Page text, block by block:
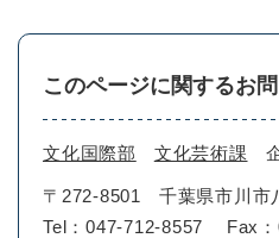
このページに関するお
文化国際部 文化芸術課
〒272-8501
千葉県市川市
Tel：047-712-8557
Fax